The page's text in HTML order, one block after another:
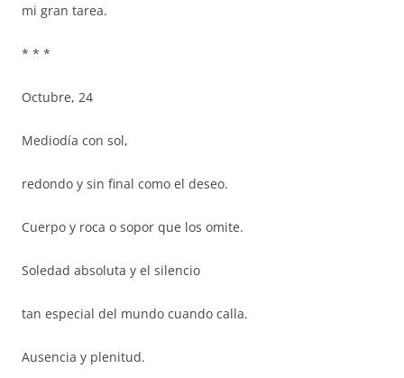
mi gran tarea.
* * *
Octubre, 24
Mediodía con sol,
redondo y sin final como el deseo.
Cuerpo y roca o sopor que los omite.
Soledad absoluta y el silencio
tan especial del mundo cuando calla.
Ausencia y plenitud.